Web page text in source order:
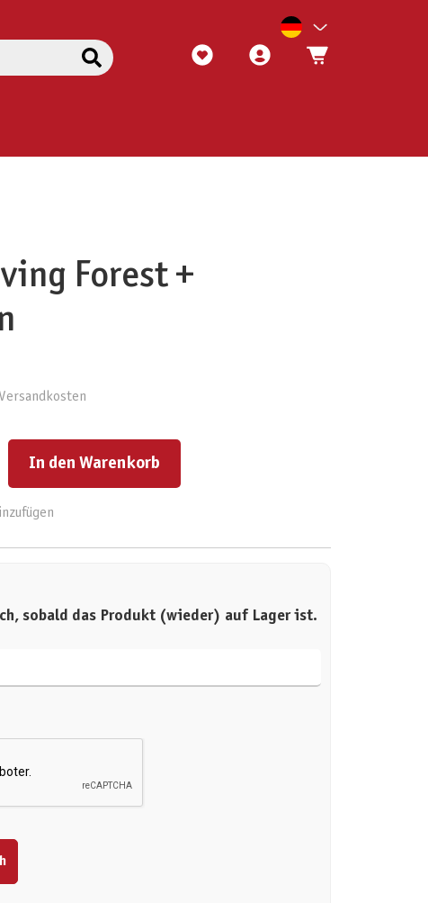
Forest +
Wert ein oder benutze die Schaltflächen um die Anzahl zu erhöhen oder zu reduzieren.
In den Warenkorb
sobald das Produkt (wieder) auf Lager ist.